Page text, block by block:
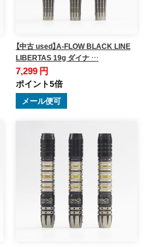
【中古 used】A-FLOW BLACK LINE
LIBERTAS 19g ダイナ …
7,299 円
ポイント5倍
メール便可